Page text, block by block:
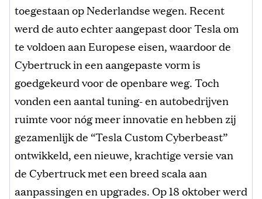
toegestaan op Nederlandse wegen. Recent
werd de auto echter aangepast door Tesla om
te voldoen aan Europese eisen, waardoor de
Cybertruck in een aangepaste vorm is
goedgekeurd voor de openbare weg. Toch
vonden een aantal tuning- en autobedrijven
ruimte voor nóg meer innovatie en hebben zij
gezamenlijk de “Tesla Custom Cyberbeast”
ontwikkeld, een nieuwe, krachtige versie van
de Cybertruck met een breed scala aan
aanpassingen en upgrades. Op 18 oktober werd